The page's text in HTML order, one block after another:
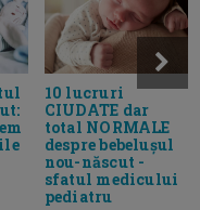
10 lucruri
CIUDATE dar
total NORMALE
despre bebelușul
nou-născut -
sfatul medicului
pediatru